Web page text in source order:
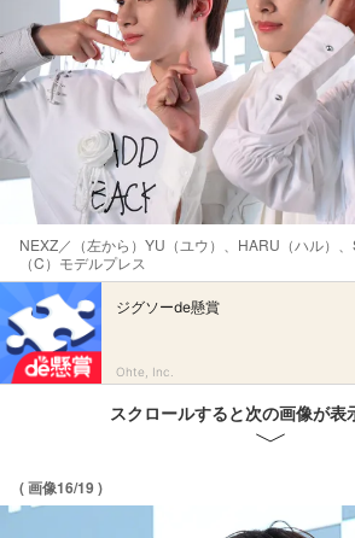
NEXZ／（左から）YU（ユウ）、HARU（ハル）、
（C）モデルプレス
ジグソーde懸賞
Ohte, Inc.
スクロールすると次の画像が表
( 画像16/19 )